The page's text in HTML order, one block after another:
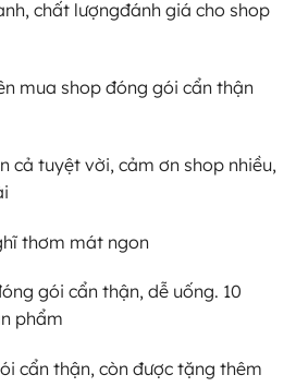
chất lượngđánh giá cho shop
mua shop đóng gói cẩn thận
cả tuyệt vời, cảm ơn shop nhiều,
thơm mát ngon
gói cẩn thận, dễ uống. 10
phẩm
cẩn thận, còn được tặng thêm